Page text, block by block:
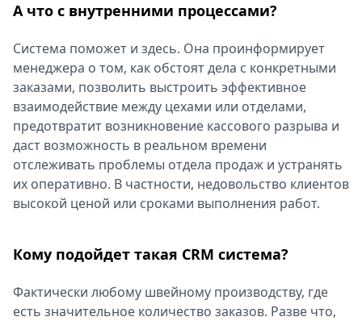
А что с внутренними процессами?
Система поможет и здесь. Она проинформирует
менеджера о том, как обстоят дела с конкретными
заказами, позволить выстроить эффективное
взаимодействие между цехами или отделами,
предотвратит возникновение кассового разрыва и
даст возможность в реальном времени
отслеживать проблемы отдела продаж и устранять
их оперативно. В частности, недовольство клиентов
высокой ценой или сроками выполнения работ.
Кому подойдет такая CRM система?
Фактически любому швейному производству, где
есть значительное количество заказов. Разве что,